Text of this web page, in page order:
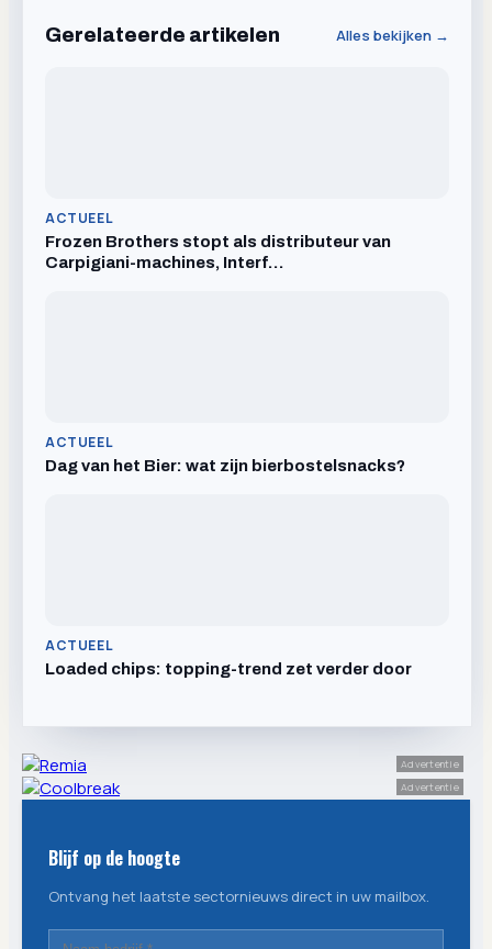
Gerelateerde artikelen Alles bekijken →
ACTUEEL
Frozen Brothers stopt als distributeur van
Carpigiani-machines, Interf…
ACTUEEL
Dag van het Bier: wat zijn bierbostelsnacks?
ACTUEEL
Loaded chips: topping-trend zet verder door
Advertentie
Advertentie
Blijf op de hoogte
Ontvang het laatste sectornieuws direct in uw mailbox.